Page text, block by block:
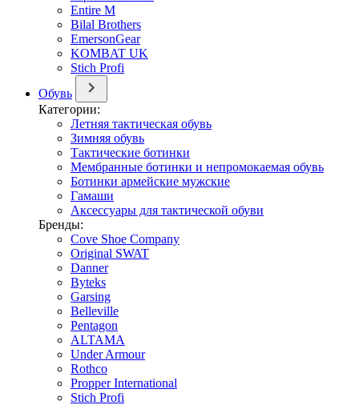
Entire M
Bilal Brothers
EmersonGear
KOMBAT UK
Stich Profi
Обувь
Категории:
Летняя тактическая обувь
Зимняя обувь
Тактические ботинки
Мембранные ботинки и непромокаемая обувь
Ботинки армейские мужские
Гамаши
Аксессуары для тактической обуви
Бренды:
Cove Shoe Company
Original SWAT
Danner
Byteks
Garsing
Belleville
Pentagon
ALTAMA
Under Armour
Rothco
Propper International
Stich Profi